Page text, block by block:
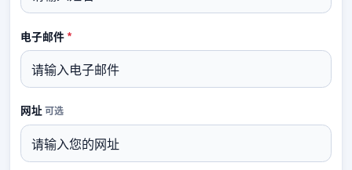
电子邮件*必填
网址 可选